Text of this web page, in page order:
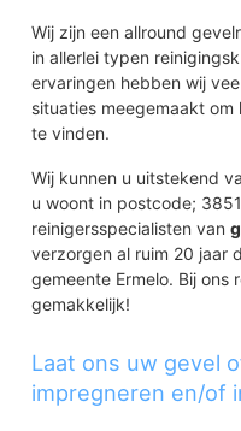
Wij zijn een allround
in allerlei typen
ervaringen hebben wij
situaties meegemaakt
te vinden.
Wij kunnen u uitstekend
u woont in postcode;
reinigersspecialisten van
verzorgen al ruim 20 jaar
gemeente Ermelo. Bij ons
gemakkelijk!
Laat ons uw gevel
impregneren en/of